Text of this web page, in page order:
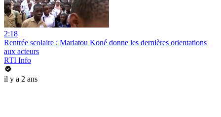
2:18
Rentrée scolaire : Mariatou Koné donne les dernières orientations
aux acteurs
RTI Info
il y a 2 ans